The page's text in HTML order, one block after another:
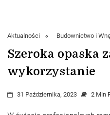
Aktualności Budownictwo i
Szeroka opaska
wykorzystanie
31 Października, 2023 2 Min